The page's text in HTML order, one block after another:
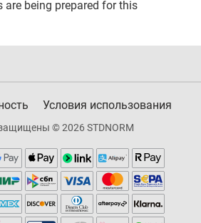
are being prepared for this
Условия использования
© 2026 STDNORM